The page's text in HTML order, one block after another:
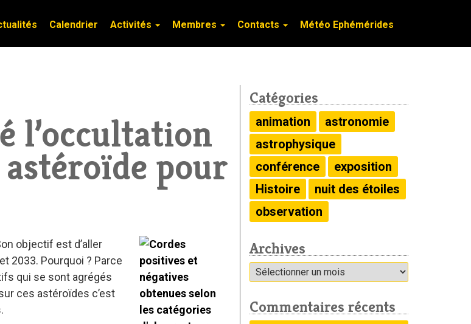
Calendrier Activités Membres Contacts Météo Ephémérides
Calendrier Activités Membres Contacts Météo Ephémérides
l’occultation
pour
objectif est d’aller
2033. Pourquoi ? Parce
qui se sont agrégés
ces astéroïdes c’est
Catégories
animation
astronomie
astrophysique
conférence
exposition
Histoire
nuit des étoiles
observation
Archives
Archives
Commentaires récents